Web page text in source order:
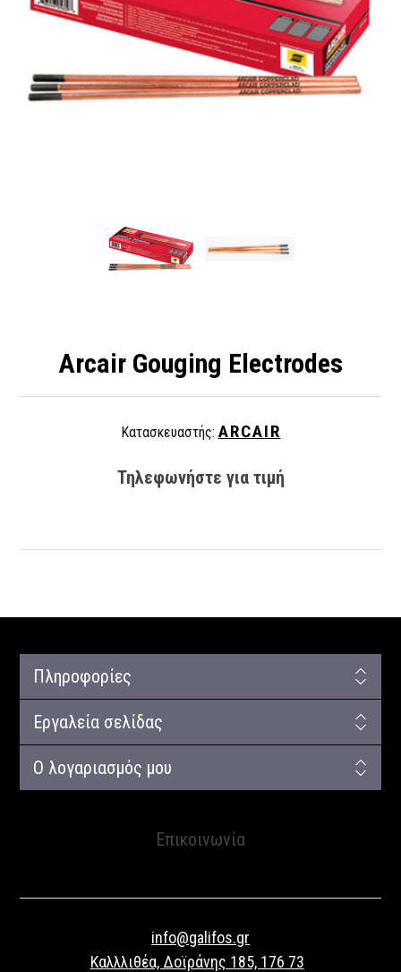
Arcair Gouging Electrodes
Κατασκευαστής: ARCAIR
Τηλεφωνήστε για τιμή
Πληροφορίες
Εργαλεία σελίδας
Ο λογαριασμός μου
Επικοινωνία
info@galifos.gr
Καλλλιθέα, Δοϊράνης 185, 176 73